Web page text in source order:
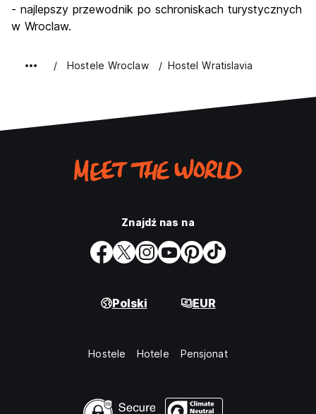
- najlepszy przewodnik po schroniskach turystycznych
w Wroclaw.
Hostele Wroclaw Hostel Wratislavia
Znajdź nas na
Polski EUR
Hostele Hotele Pensjonat